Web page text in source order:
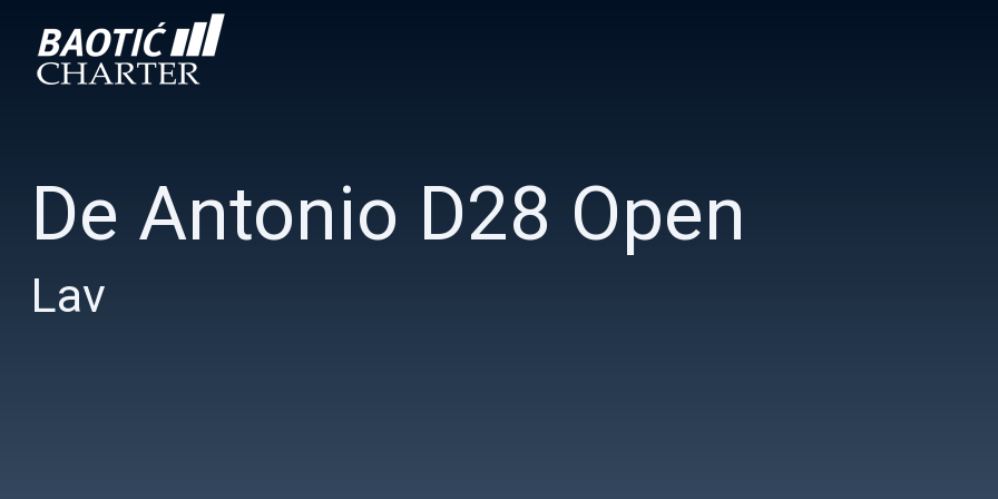
De Antonio D28 Open
Lav